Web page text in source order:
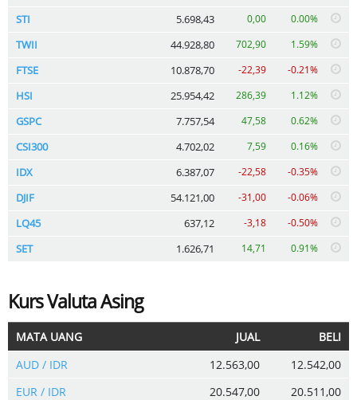
STI 5.698,43 0,00 0.00%
TWII 44.928,80 702,90 1.59%
FTSE 10.878,70 -22,39 -0.21%
HSI 25.954,42 286,39 1.12%
GSPC 7.757,54 47,58 0.62%
CSI300 4.702,02 7,59 0.16%
IDX 6.387,07 -22,58 -0.35%
DJIF 54.121,00 -31,00 -0.06%
LQ45 637,12 -3,18 -0.50%
SET 1.626,71 14,71 0.91%
Kurs Valuta Asing
MATA UANG JUAL
BELI
AUD / IDR
12.563,00
12.542,00
EUR / IDR
20.547,00
20.511,00